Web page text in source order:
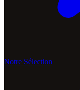
Notre Sélection